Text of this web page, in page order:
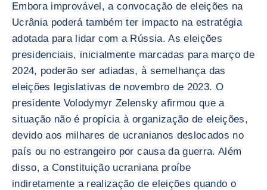
Embora improvável, a convocação de eleições na
Ucrânia poderá também ter impacto na estratégia
adotada para lidar com a Rússia. As eleições
presidenciais, inicialmente marcadas para março de
2024, poderão ser adiadas, à semelhança das
eleições legislativas de novembro de 2023. O
presidente Volodymyr Zelensky afirmou que a
situação não é propícia à organização de eleições,
devido aos milhares de ucranianos deslocados no
país ou no estrangeiro por causa da guerra. Além
disso, a Constituição ucraniana proíbe
indiretamente a realização de eleições quando o